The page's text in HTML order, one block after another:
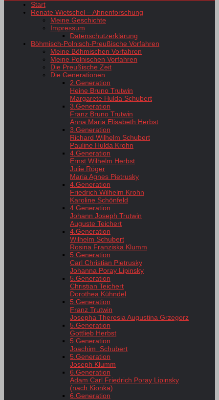
Start
Renate Wietschel – Ahnenforschung
Meine Geschichte
Impressum
Datenschutzerklärung
Böhmisch-Polnisch-Preußische Vorfahren
Meine Böhmischen Vorfahren
Meine Polnischen Vorfahren
Die Preußische Zeit
Die Generationen
2.Generation
Heine Bruno Trutwin
Margarete Hulda Schubert
3.Generation
Franz Bruno Trutwin
Anna Maria Elisabeth Herbst
3.Generation
Richard Wilhelm Schubert
Pauline Hulda Krohn
4.Generation
Ernst Wilhelm Herbst
Julie Röger
Maria Agnes Pietrusky
4.Generation
Friedrich Wilhelm Krohn
Karoline Schönfeld
4.Generation
Johann Joseph Trutwin
Auguste Teichert
4.Generation
Wilhelm Schubert
Rosina Franziska Klumm
5.Generation
Carl Christian Pietrusky
Johanna Poray Lipinsky
5.Generation
Christian Teichert
Dorothea Kühndel
5.Generation
Franz Trutwin
Josepha Theresia Augustina Grzegorz
5.Generation
Gottlieb Herbst
5.Generation
Joachim Schubert
5.Generation
Joseph Klumm
6.Generation
Adam Carl Friedrich Poray Lipinsky
(nach Kionka)
6.Generation